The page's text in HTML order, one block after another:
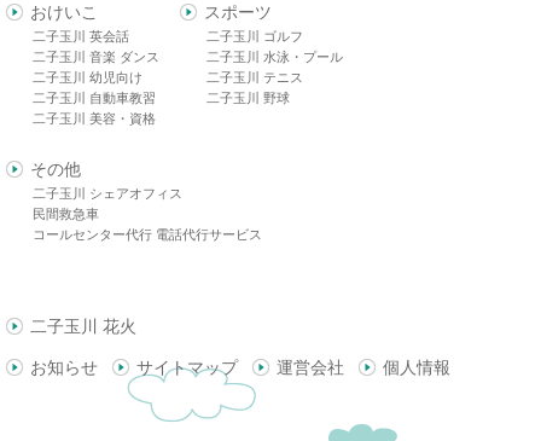
おけいこ
二子玉川 英会話
二子玉川 音楽 ダンス
二子玉川 幼児向け
二子玉川 自動車教習
二子玉川 美容・資格
スポーツ
二子玉川 ゴルフ
二子玉川 水泳・プール
二子玉川 テニス
二子玉川 野球
その他
二子玉川 シェアオフィス
民間救急車
コールセンター代行 電話代行サービス
二子玉川 花火
お知らせ サイトマップ 運営会社 個人情報